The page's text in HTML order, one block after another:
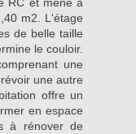
m2. L'étage
de belle taille
le couloir.
une
une autre
offre un
en espace
à rénover de